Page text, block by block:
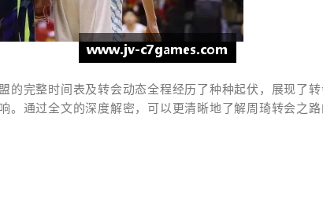
的完整时间表及转会动态全程经历了种种起伏，展现了转
。通过全文的深度解密，可以更清晰地了解周琦转会之